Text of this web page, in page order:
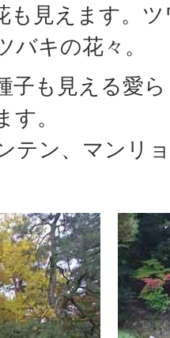
も見えます。
バキの花々。
子も見える愛
。
テン、マンリ